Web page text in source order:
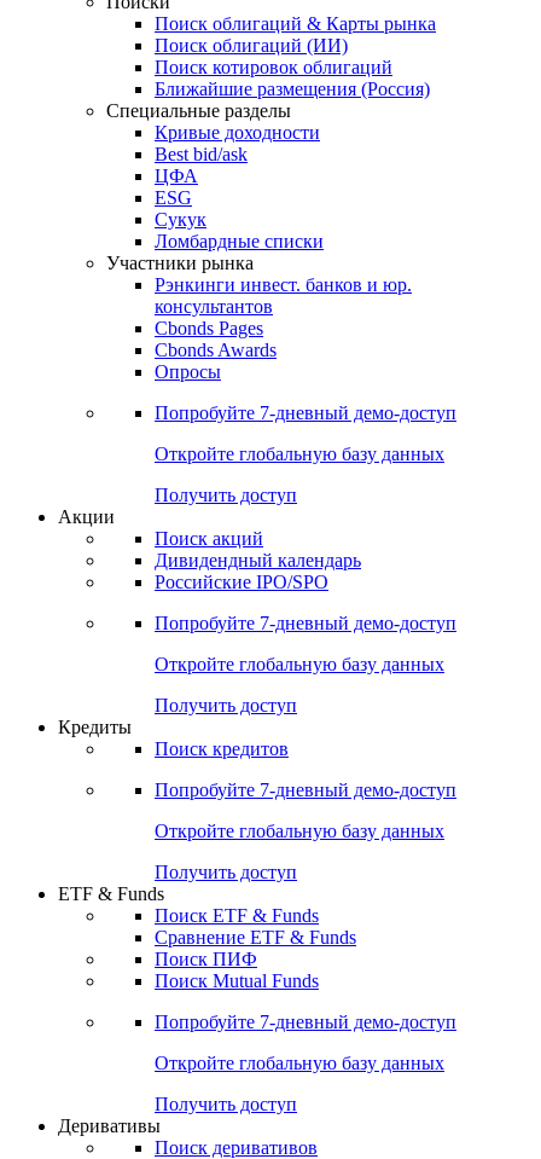
ежеквартальный аналитический журнал
Облигации
Поиски
Поиск облигаций & Карты рынка
Поиск облигаций (ИИ)
Поиск котировок облигаций
Ближайшие размещения (Россия)
Специальные разделы
Кривые доходности
Best bid/ask
ЦФА
ESG
Сукук
Ломбардные списки
Участники рынка
Рэнкинги инвест. банков и юр.
Cbonds Pages
Опросы
Попробуйте7-дневный
Откройте глобальную базу данных
Получить доступ
Поиск акций
Российские IPO/SPO
Попробуйте7-дневный
Откройте глобальную базу данных
Получить доступ
Поиск кредитов
Попробуйте7-дневный
Откройте глобальную базу данных
Получить доступ
ETF & Funds
Сравнение ETF & Funds
Поиск Mutual Funds
Попробуйте7-дневный
Откройте глобальную базу данных